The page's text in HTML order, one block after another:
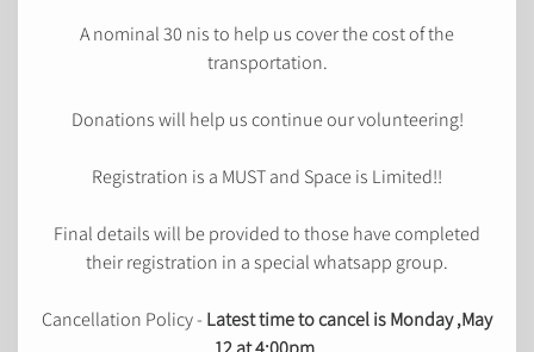
A nominal 30 nis to help us cover the cost of the
transportation.
Donations will help us continue our volunteering!
Registration is a MUST and Space is Limited!!
Final details will be provided to those have completed
their registration in a special whatsapp group.
Cancellation Policy - Latest time to cancel is Monday ,May